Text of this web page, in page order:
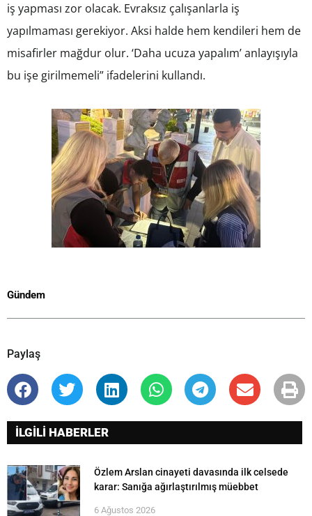
iş yapması zor olacak. Evraksız çalışanlarla iş
yapılmaması gerekiyor. Aksi halde hem kendileri hem de
misafirler mağdur olur. ‘Daha ucuza yapalım’ anlayışıyla
bu işe girilmemeli” ifadelerini kullandı.
Gündem
Paylaş
İLGİLİ HABERLER
Özlem Arslan cinayeti davasında ilk celsede
karar: Sanığa ağırlaştırılmış müebbet
6 Ağustos 2026